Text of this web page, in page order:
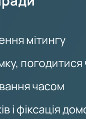
мітингу
часом
і фіксація